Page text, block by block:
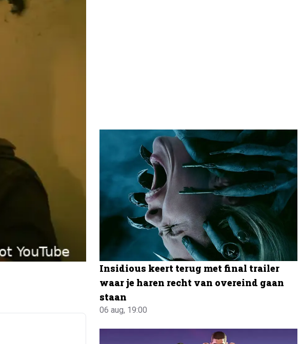
Insidious keert terug met final trailer
waar je haren recht van overeind gaan
staan
06 aug, 19:00